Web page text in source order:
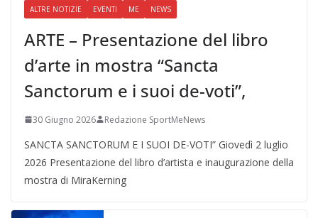
ALTRE NOTIZIE EVENTI ME NEWS
ARTE – Presentazione del libro
d’arte in mostra “Sancta
Sanctorum e i suoi de-voti”,
30 Giugno 2026 Redazione SportMeNews
SANCTA SANCTORUM E I SUOI DE-VOTI” Giovedì 2 luglio
2026 Presentazione del libro d’artista e inaugurazione della
mostra di MiraKerning